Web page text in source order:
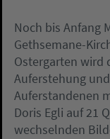
Noch bis Anfang
Gethsemane-
Ostergarten wird
Auferstehung
Auferstandenen
Doris Egli auf 21
wechselnden